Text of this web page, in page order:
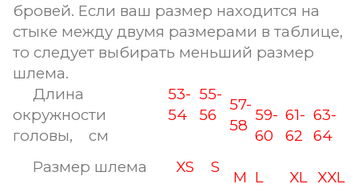
бровей. Если ваш размер находится на
стыке между двумя размерами в таблице,
то следует выбирать меньший размер
шлема.
Длина
окружности
головы, см
53-
54
55-
56
57-
58
59-
60
61-
62
63-
64
Размер шлема
XS S
M L XL XXL